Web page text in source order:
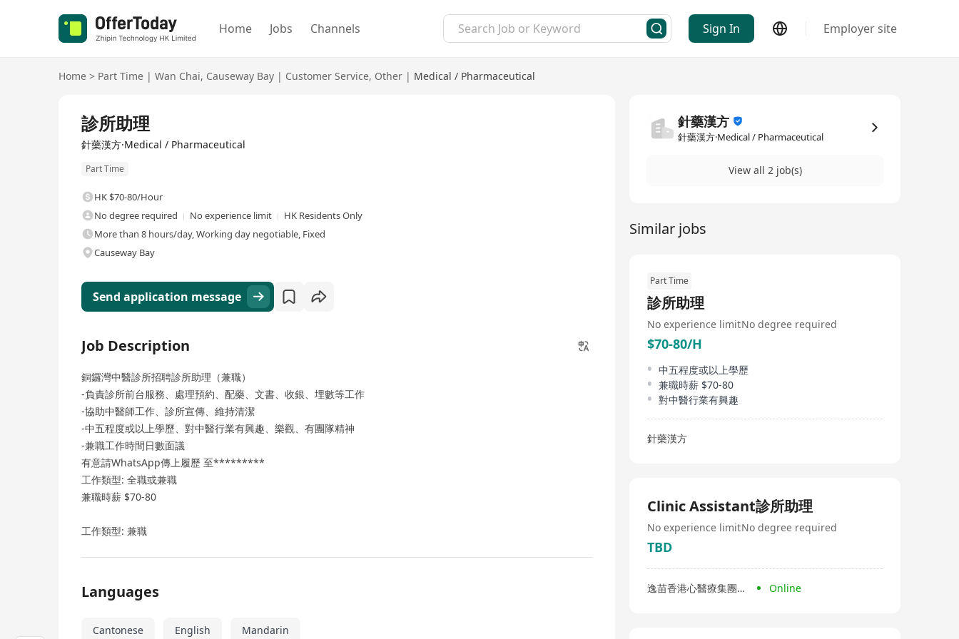
Home Jobs Channels Sign In Employer site
Home > Part Time | Wan Chai, Causeway Bay | Customer Service, Other | Medical / Pharmaceutical
診所助理
針藥漢方·Medical / Pharmaceutical
Part Time
HK $70-80/Hour
No degree required
No experience limit
HK Residents Only
More than 8 hours/day, Working day negotiable, Fixed
Causeway Bay
Send application message
Job Description
銅鑼灣中醫診所招聘診所助理（兼職）
-負責診所前台服務、處理預約、配藥、文書、收銀、埋數等工作
-協助中醫師工作、診所宣傳、維持清潔
-中五程度或以上學歷、對中醫行業有興趣、樂觀、有團隊精神
-兼職工作時間日數面議
有意請WhatsApp傳上履歷 至*********
工作類型: 全職或兼職
兼職時薪 $70-80
工作類型: 兼職
Languages
Cantonese English Mandarin
針藥漢方
針藥漢方·Medical / Pharmaceutical
View all 2 job(s)
Similar jobs
Part Time
診所助理
No experience limitNo degree required
$70-80/H
中五程度或以上學歷
兼職時薪 $70-80
對中醫行業有興趣
針藥漢方
Clinic Assistant診所助理
No experience limitNo degree required
TBD
逸苗香港心醫療集團有限公司 Online